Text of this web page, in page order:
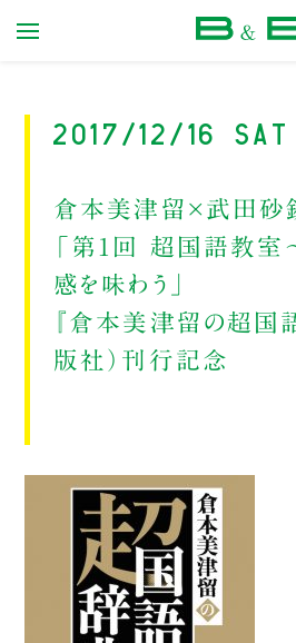
2017/12/16
倉本美津留×武田砂
「第1回 超国語教室
感を味わう」
『倉本美津留の超国
版社）刊行記念